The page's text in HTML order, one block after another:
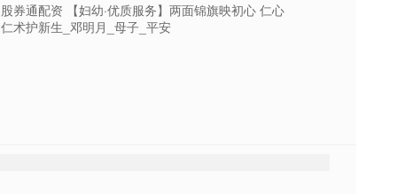
股券通配资 【妇幼·优质服务】两面锦旗映初心 仁心
仁术护新生_邓明月_母子_平安